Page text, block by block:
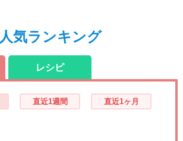
人気ランキング
レシピ
直近1週間 直近1ヶ月